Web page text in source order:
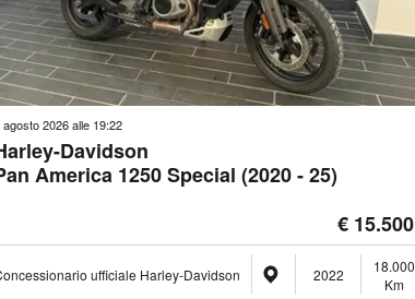
agosto 2026 alle 19:22
Davidson
America 1250 Special (2020 - 25)
€ 15.500
ufficiale Harley-Davidson Baiano (AV)
2022
18.000
Km